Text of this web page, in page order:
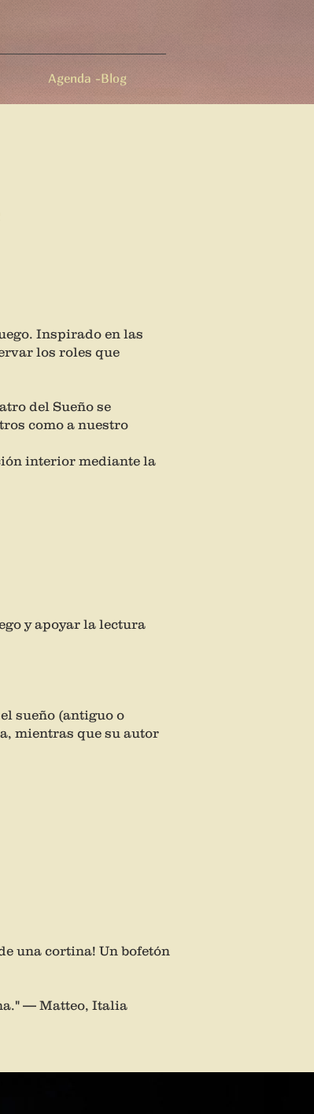
Agenda -Blog
Inspirado en las
los roles que
del Sueño se
como a nuestro
interior mediante la
y apoyar la lectura
sueño (antiguo o
mientras que su autor
una cortina! Un bofetón
— Matteo, Italia